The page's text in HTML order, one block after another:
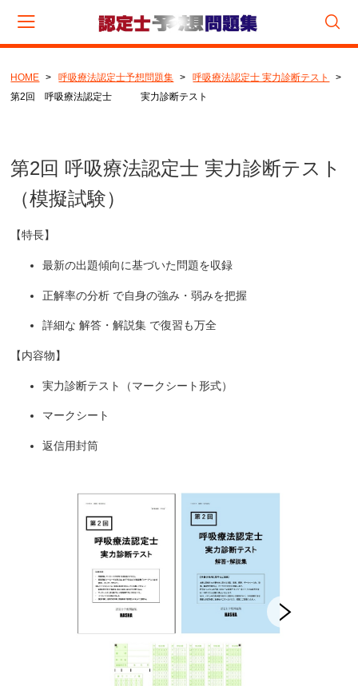
透析技術認定士予想問題集
呼吸療法認定士予想問題集
呼吸療法認定士（穴埋め）問題集
血液浄化専門臨床工学技士予想問題集
透析技能検定予想問題集
透析技能1級検定予想問題集
透析技能2級検定予想問題集
認定血液浄化予想問題集
認定集中治療予想問題集
日本糖尿病療養指導士CDEJ予想問題集
心不全療養指導士予想問題集
HOME 呼吸療法認定士予想問題集
呼吸療法認定士 実力診断テスト
第2回 呼吸療法認定士 実力診断テスト
第2回 呼吸療法認定士 実力診断テスト
（模擬試験）
【特長】
最新の出題傾向に基づいた問題を収録
正解率の分析 で自身の強み・弱みを把握
詳細な解答・解説集 で復習も万全
【内容物】
実力診断テスト（マークシート形式）
マークシート
返信用封筒